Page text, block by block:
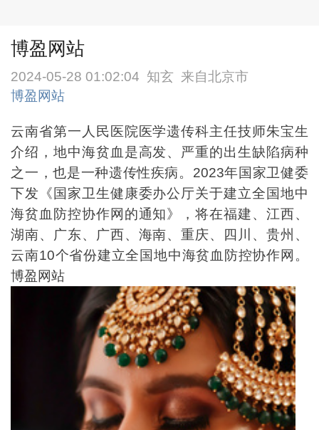
博盈网站
2024-05-28 01:02:04 知玄 来自北京市
博盈网站
云南省第一人民医院医学遗传科主任技师朱宝生
介绍，地中海贫血是高发、严重的出生缺陷病种
之一，也是一种遗传性疾病。2023年国家卫健委
下发《国家卫生健康委办公厅关于建立全国地中
海贫血防控协作网的通知》，将在福建、江西、
湖南、广东、广西、海南、重庆、四川、贵州、
云南10个省份建立全国地中海贫血防控协作网。
博盈网站